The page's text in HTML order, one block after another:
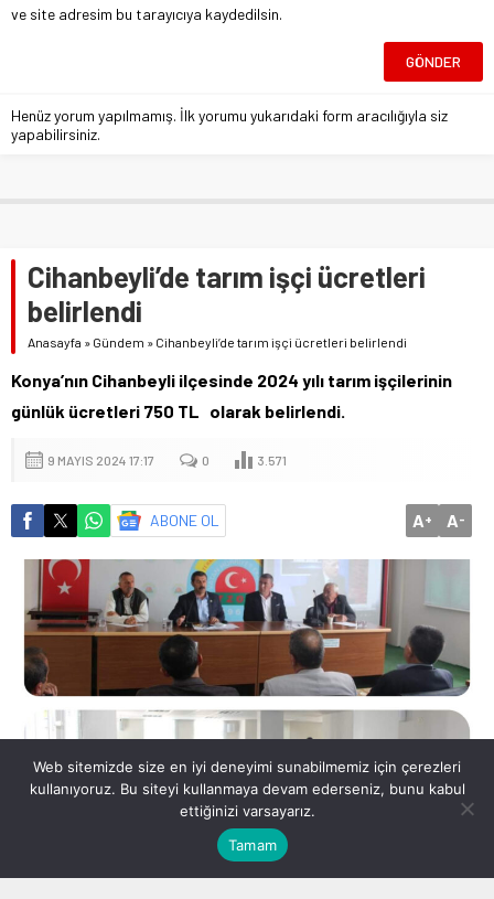
ve site adresim bu tarayıcıya kaydedilsin.
Henüz yorum yapılmamış. İlk yorumu yukarıdaki form aracılığıyla siz
yapabilirsiniz.
Cihanbeyli’de tarım işçi ücretleri
belirlendi
Anasayfa » Gündem » Cihanbeyli’de tarım işçi ücretleri belirlendi
Konya’nın Cihanbeyli ilçesinde 2024 yılı tarım işçilerinin
günlük ücretleri 750 TL olarak belirlendi.
9 MAYIS 2024 17:17 0 3.571
ABONE OL A+ A-
‘de tarım işçi ücretleri belirlendi
Web sitemizde size en iyi deneyimi sunabilmemiz için çerezleri
kullanıyoruz. Bu siteyi kullanmaya devam ederseniz, bunu kabul
ettiğinizi varsayarız.
Tamam